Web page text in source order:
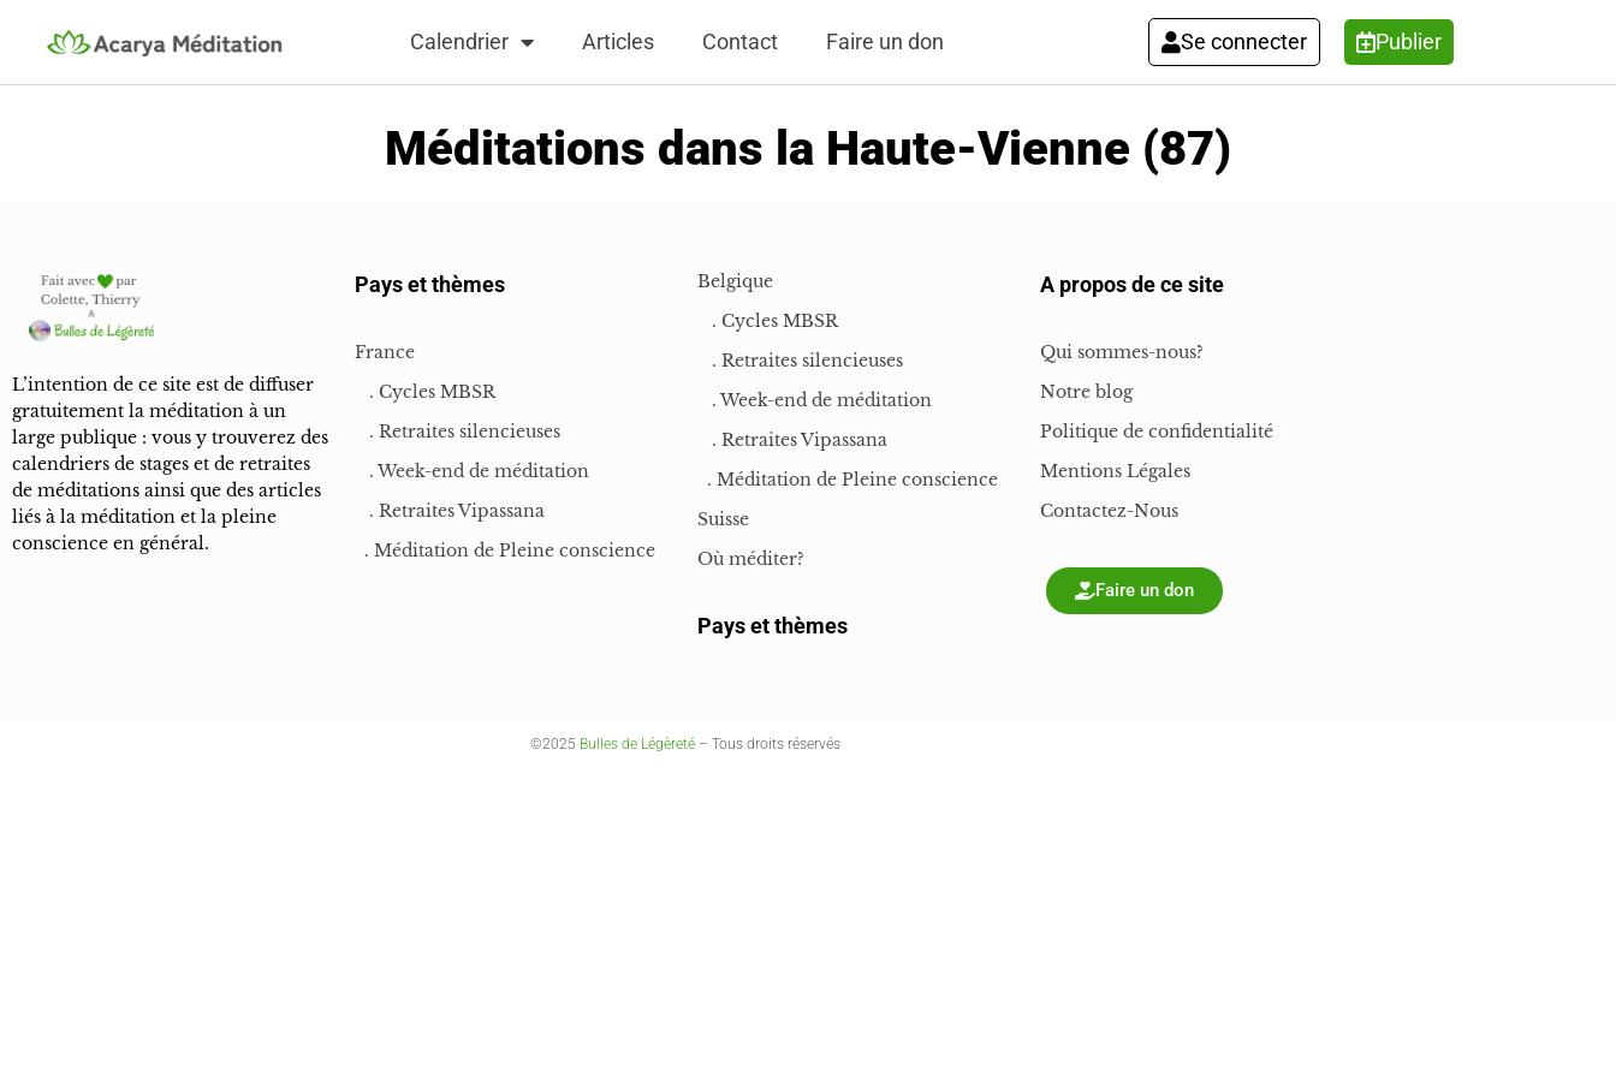
Calendrier Articles Contact Faire un don Se connecter Publier
Méditations dans la Haute-Vienne (87)
L’intention de ce site est de diffuser
gratuitement la méditation à un
large publique : vous y trouverez des
calendriers de stages et de retraites
de méditations ainsi que des articles
liés à la méditation et la pleine
conscience en général.
Pays et thèmes
France
. Cycles MBSR
. Retraites silencieuses
. Week-end de méditation
. Retraites Vipassana
. Méditation de Pleine conscience
Belgique
. Cycles MBSR
. Retraites silencieuses
. Week-end de méditation
. Retraites Vipassana
. Méditation de Pleine conscience
Suisse
Où méditer?
Pays et thèmes
A propos de ce site
Qui sommes-nous?
Notre blog
Politique de confidentialité
Mentions Légales
Contactez-Nous
Faire un don
©2025 Bulles de Légèreté – Tous droits réservés